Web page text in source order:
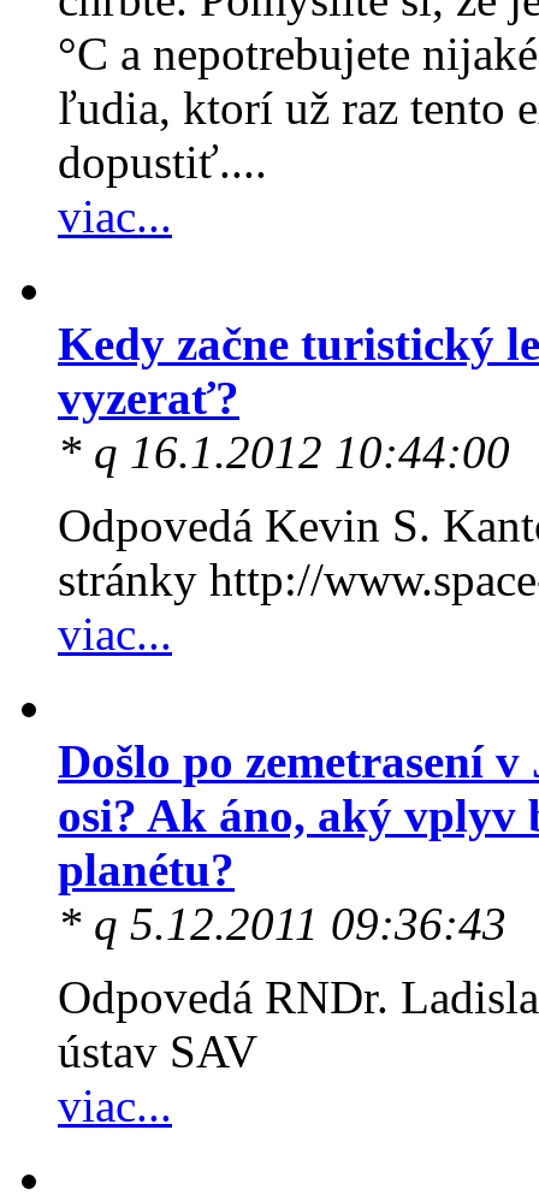
°C a nepotrebujete
ľudia, ktorí už raz tento
dopustiť....
viac...
Kedy začne turistický
vyzerať?
* q 16.1.2012 10:44:00
Odpovedá Kevin S.
stránky http://
viac...
Došlo po zemetrasení
osi? Ak áno, aký vplyv
planétu?
* q 5.12.2011 09:36:43
Odpovedá RNDr.
ústav SAV
viac...